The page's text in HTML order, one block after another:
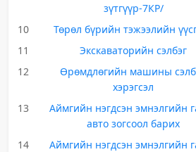
зүтгүүр-7КР/
10 Төрөл бүрийн тэжээлийн
11
Экскаваторийн сэлбэг
12
Өрөмдлөгийн машины
хэрэгсэл
13
Аймгийн нэгдсэн эмнэлгийн
авто зогсоол барих
14
Аймгийн нэгдсэн эмнэлгийн